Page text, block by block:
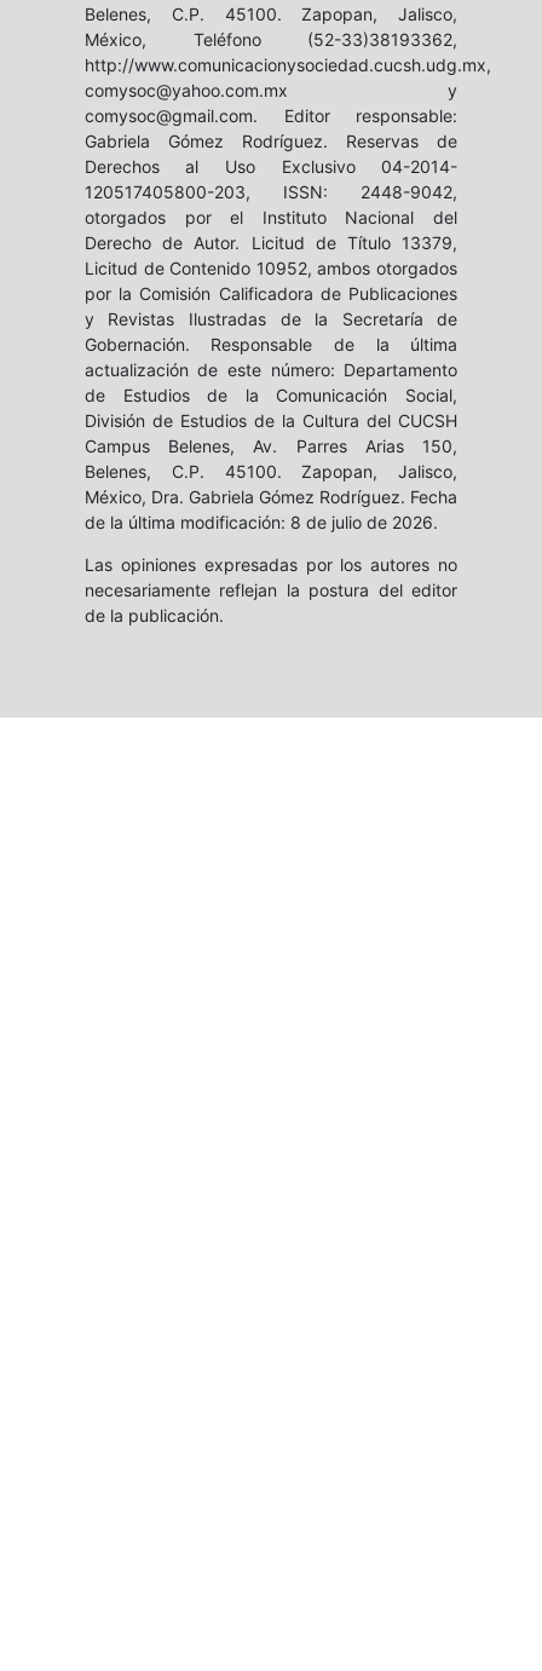
Belenes, C.P. 45100. Zapopan, Jalisco,
México, Teléfono (52-33)38193362,
http://www.comunicacionysociedad.cucsh.udg.mx,
comysoc@yahoo.com.mx y
comysoc@gmail.com. Editor responsable:
Gabriela Gómez Rodríguez. Reservas de
Derechos al Uso Exclusivo 04-2014-
120517405800-203, ISSN: 2448-9042,
otorgados por el Instituto Nacional del
Derecho de Autor. Licitud de Título 13379,
Licitud de Contenido 10952, ambos otorgados
por la Comisión Calificadora de Publicaciones
y Revistas Ilustradas de la Secretaría de
Gobernación. Responsable de la última
actualización de este número: Departamento
de Estudios de la Comunicación Social,
División de Estudios de la Cultura del CUCSH
Campus Belenes, Av. Parres Arias 150,
Belenes, C.P. 45100. Zapopan, Jalisco,
México, Dra. Gabriela Gómez Rodríguez. Fecha
de la última modificación: 8 de julio de 2026.
Las opiniones expresadas por los autores no
necesariamente reflejan la postura del editor
de la publicación.